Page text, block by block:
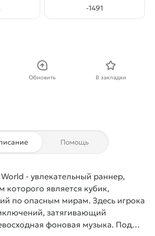
-1491
Не нравится
Обновить В закладки
Помощь
- увлекательный раннер,
которого является кубик,
по опасным мирам. Здесь игрока
затягивающий
фоновая музыка. Под